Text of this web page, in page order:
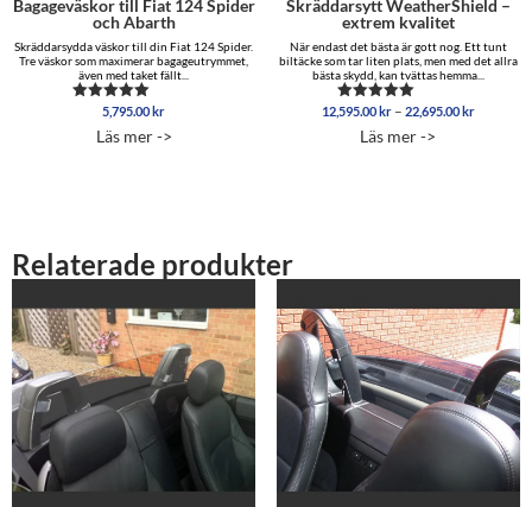
Bagageväskor till Fiat 124 Spider
och Abarth
Skräddarsydda väskor till din Fiat 124 Spider.
Tre väskor som maximerar bagageutrymmet,
även med taket fällt...
Betygsatt
av 5
5,795.00kr
Läs mer ->
Skräddarsytt WeatherShield –
extrem kvalitet
När endast det bästa är gott nog. Ett tunt
biltäcke som tar liten plats, men med det allra
bästa skydd, kan tvättas hemma...
Betygsatt
av 5
12,595.00kr – 22,695.00kr
Läs mer ->
Relaterade produkter